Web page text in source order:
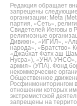
Редакция обращает
запрещены следующие
организации: Meta
партия, «Сеть»,
Свидетелей Иеговы в
религиозные
Дивижн», «ИГИЛ»,
народа», «Братство»
«Джабхат Фатх аш-
Нусра»), «УНА-УНСО»,
армия» (УПА). Фонд
некоммерческие
Общественное
Росфинмониторингом
отношении которых
экстремистской
запрещены на